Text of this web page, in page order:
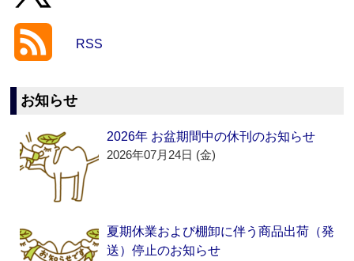
RSS
お知らせ
2026年 お盆期間中の休刊のお知らせ
2026年07月24日 (金)
夏期休業および棚卸に伴う商品出荷（発
送）停止のお知らせ